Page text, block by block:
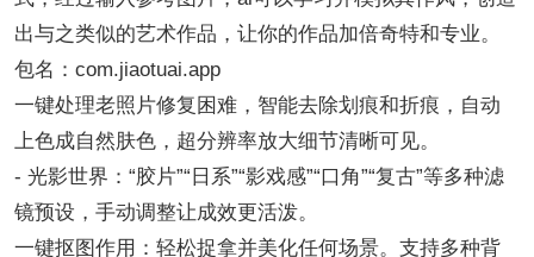
出与之类似的艺术作品，让你的作品加倍奇特和专业。
包名：com.jiaotuai.app
一键处理老照片修复困难，智能去除划痕和折痕，自动
上色成自然肤色，超分辨率放大细节清晰可见。
- 光影世界：“胶片”“日系”“影戏感”“口角”“复古”等多种滤
镜预设，手动调整让成效更活泼。
一键抠图作用：轻松捉拿并美化任何场景。支持多种背